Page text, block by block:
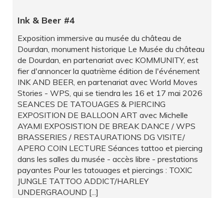
Ink & Beer #4
Exposition immersive au musée du château de
Dourdan, monument historique Le Musée du château
de Dourdan, en partenariat avec KOMMUNITY, est
fier d'annoncer la quatrième édition de l'événement
INK AND BEER, en partenariat avec World Moves
Stories - WPS, qui se tiendra les 16 et 17 mai 2026
SEANCES DE TATOUAGES & PIERCING
EXPOSITION DE BALLOON ART avec Michelle
AYAMI EXPOSISTION DE BREAK DANCE / WPS
BRASSERIES / RESTAURATIONS DG VISITE/
APERO COIN LECTURE Séances tattoo et piercing
dans les salles du musée - accès libre - prestations
payantes Pour les tatouages et piercings : TOXIC
JUNGLE TATTOO ADDICT/HARLEY
UNDERGRAOUND [...]